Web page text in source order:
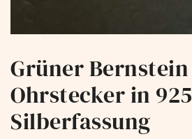
Grüner Bernstein
Ohrstecker in 925
Silberfassung